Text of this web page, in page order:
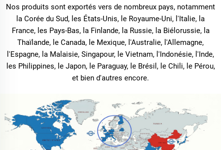
Nos produits sont exportés vers de nombreux pays, notamment
la Corée du Sud, les États-Unis, le Royaume-Uni, l'Italie, la
France, les Pays-Bas, la Finlande, la Russie, la Biélorussie, la
Thaïlande, le Canada, le Mexique, l'Australie, l'Allemagne,
l'Espagne, la Malaisie, Singapour, le Vietnam, l'Indonésie, l'Inde,
les Philippines, le Japon, le Paraguay, le Brésil, le Chili, le Pérou,
et bien d'autres encore.